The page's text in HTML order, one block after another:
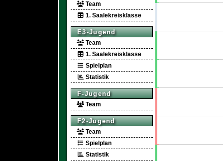
Team
1. Saalekreisklasse
E3-Jugend
Team
1. Saalekreisklasse
Spielplan
Statistik
F-Jugend
Team
F2-Jugend
Team
Spielplan
Statistik